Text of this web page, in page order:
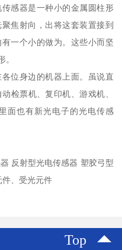
感器是一种小的金属圆柱形
焦射向，出将这套装置接到
一个小的做为。这些小而坚
。
位身边的机器上面。虽说直
检票机、复印机、游戏机、
面也有新光电子的光电传感
反射型光电传感器 塑胶弓型
、受光元件
Top